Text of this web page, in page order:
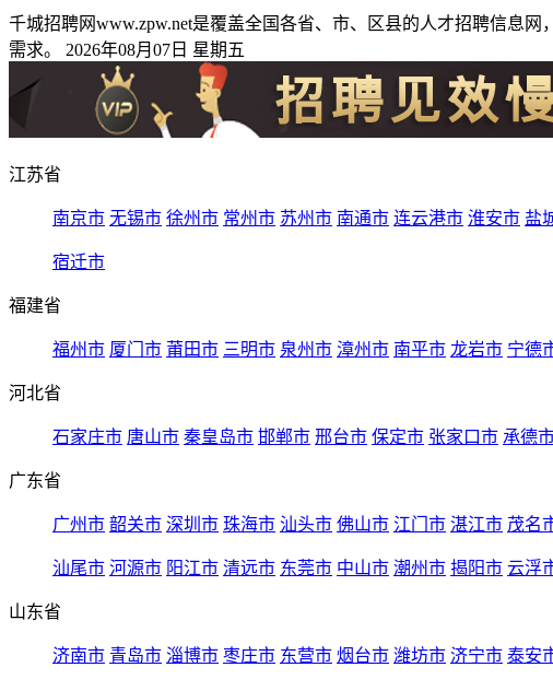
千城招聘网www.zpw.net是覆盖全国各省、市、区县的人才招聘信息
需求。 2026年08月07日 星期五
江苏省
南京市 无锡市 徐州市 常州市 苏州市 南通市 连云港市 淮安市 盐
宿迁市
福建省
福州市 厦门市 莆田市 三明市 泉州市 漳州市 南平市 龙岩市 宁德
河北省
石家庄市 唐山市 秦皇岛市 邯郸市 邢台市 保定市 张家口市 承德
广东省
广州市 韶关市 深圳市 珠海市 汕头市 佛山市 江门市 湛江市 茂名
汕尾市 河源市 阳江市 清远市 东莞市 中山市 潮州市 揭阳市 云浮
山东省
济南市 青岛市 淄博市 枣庄市 东营市 烟台市 潍坊市 济宁市 泰安